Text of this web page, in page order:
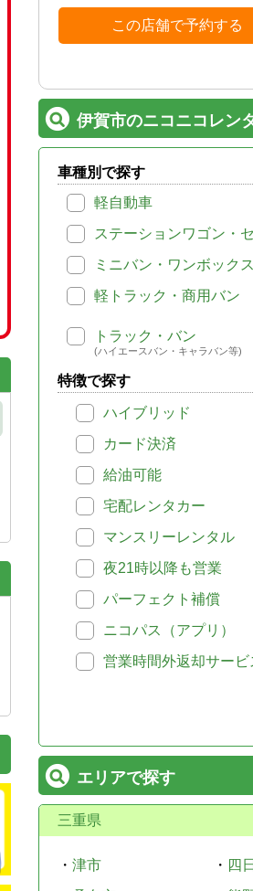
この店舗で予約する
伊賀市のニコニコレン
車種別で探す
軽自動車
ステーションワゴン・
ミニバン・ワンボックス
軽トラック・商用バン
トラック・バン
(ハイエースバン・キャラバン等)
特徴で探す
ハイブリッド
カード決済
給油可能
宅配レンタカー
マンスリーレンタル
夜21時以降も営業
パーフェクト補償
ニコパス（アプリ）
営業時間外返却サービ
エリアで探す
三重県
・ 津市 ・ 四